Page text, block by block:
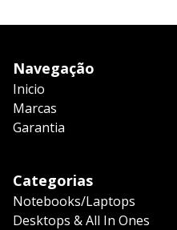
Navegação
Inicio
Marcas
Garantia
Categorias
Notebooks/Laptops
Desktops & All In Ones